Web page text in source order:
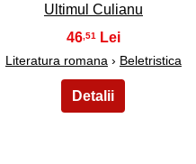
Ultimul Culianu
46,51
Literatura romana › Beletristica